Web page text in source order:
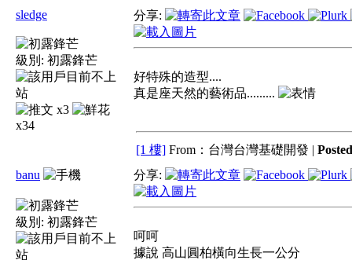
sledge
級別: 初露鋒芒
x3
x34
分享:
好特殊的造型....
真是座天然的藝術品.........
[1 樓] From：台灣台灣基礎開發 |
banu
級別: 初露鋒芒
分享:
呵呵
據說 高山圓柏橫向生長一公分